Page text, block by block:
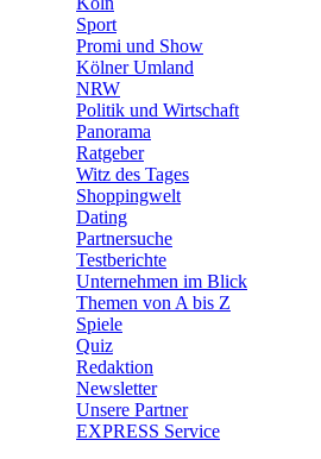
Sport
Promi und Show
Kölner Umland
NRW
Politik und Wirtschaft
Panorama
Ratgeber
Witz des Tages
Shoppingwelt
Dating
Partnersuche
Testberichte
Unternehmen im Blick
Themen von A bis Z
Spiele
Quiz
Redaktion
Newsletter
Unsere Partner
EXPRESS Service